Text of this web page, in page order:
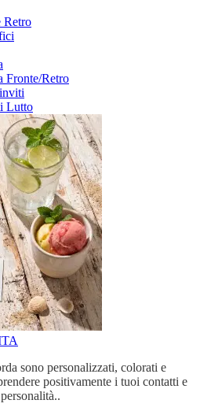
Retro
Fronte/Retro
Lutto
sono personalizzati, colorati e
positivamente i tuoi contatti e